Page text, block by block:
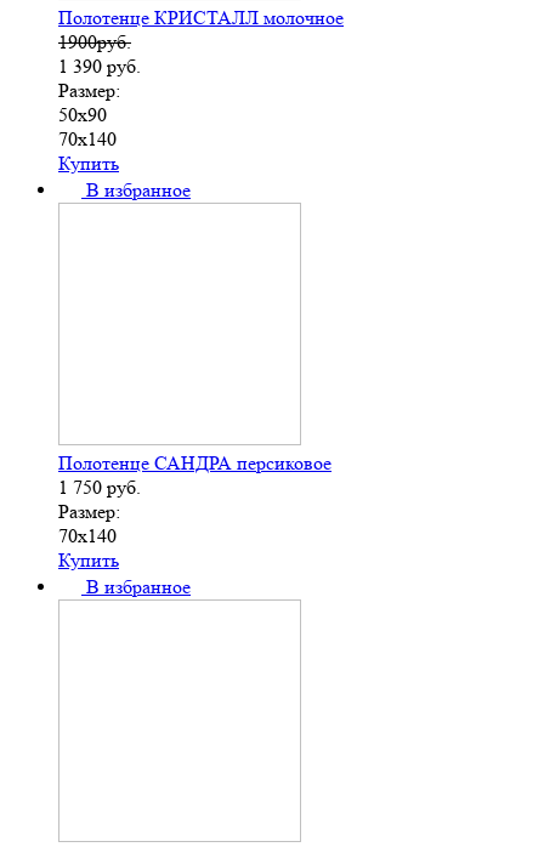
Полотенце КРИСТАЛЛ молочное
1900руб.
1 390 руб.
Размер:
50х90
70х140
Купить
В избранное
Полотенце САНДРА персиковое
1 750 руб.
Размер:
70х140
Купить
В избранное